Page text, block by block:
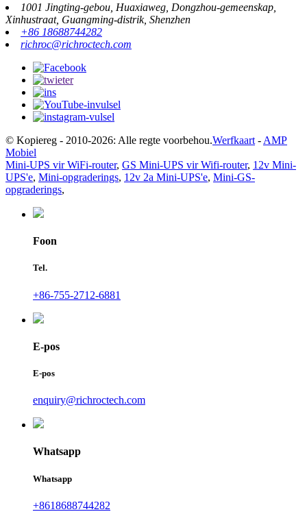
1001 Jingting-gebou, Huaxiaweg, Dongzhou-gemeenskap,
Xinhustraat, Guangming-distrik, Shenzhen
+86 18688744282
richroc@richroctech.com
© Kopiereg - 2010-2026: Alle regte voorbehou.Werfkaart - AMP
Mobiel
Mini-UPS vir WiFi-router, GS Mini-UPS vir Wifi-router, 12v Mini-
UPS'e, Mini-opgraderings, 12v 2a Mini-UPS'e, Mini-GS-
opgraderings,
Foon
Tel.
+86-755-2712-6881
E-pos
E-pos
enquiry@richroctech.com
Whatsapp
Whatsapp
+8618688744282